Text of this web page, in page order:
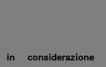
considerazione